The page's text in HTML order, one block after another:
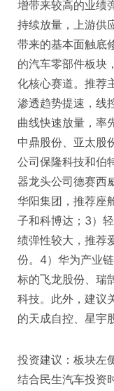
增带来较高的业绩
持续放量，上游供
带来的基本面触底
的汽车零部件板块
化核心赛道。推荐
渗透趋势提速，线
曲线快速放量，率
中鼎股份、亚太股
公司保隆科技和伯
器龙头公司德赛西
华阳集团，推荐座
子和科博达；3）
绩弹性较大，推荐
份。4）华为产业
标的飞龙股份、瑞
科技。此外，建议
的天成自控、星宇
投资建议：板块左
结合民生汽车投资